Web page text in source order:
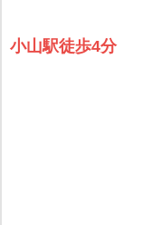
小山駅徒歩4分